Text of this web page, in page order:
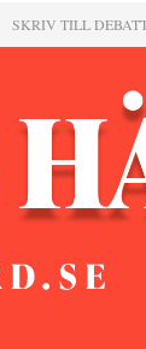
SKRIV TILL